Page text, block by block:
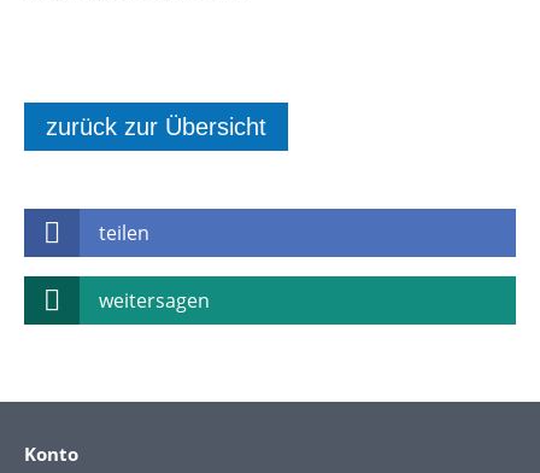
zurück zur Übersicht
teilen
weitersagen
Konto